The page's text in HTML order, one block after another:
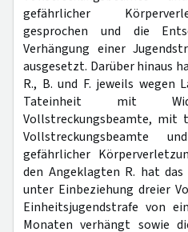
gefährlicher
gesprochen und die
Verhängung einer
ausgesetzt. Darüber hinaus
R., B. und F. jeweils wegen
Tateinheit mit
Vollstreckungsbeamte, mit
Vollstreckungsbeamte
gefährlicher
den Angeklagten R. hat
unter Einbeziehung dreier
Einheitsjugendstrafe von
Monaten verhängt sowie